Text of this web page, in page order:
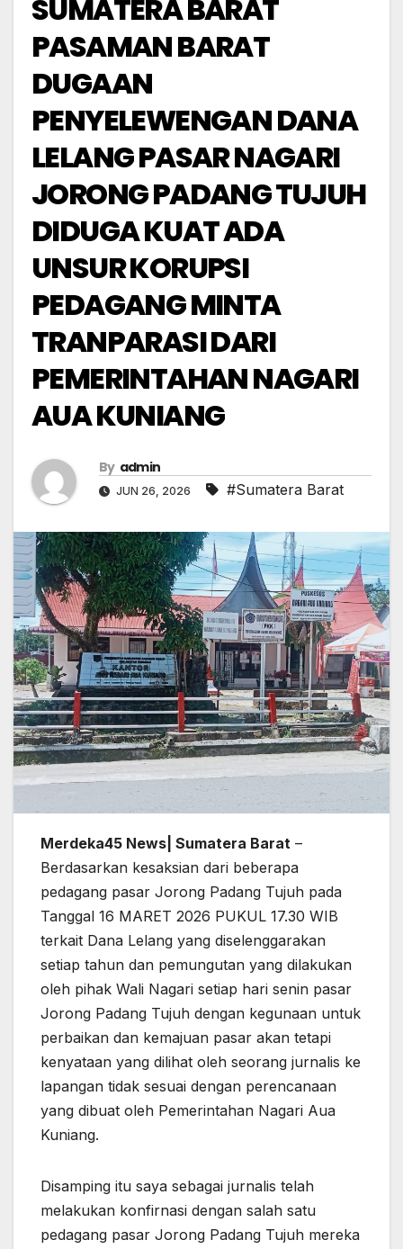
SUMATERA BARAT
PASAMAN BARAT
DUGAAN
PENYELEWENGAN DANA
LELANG PASAR NAGARI
JORONG PADANG TUJUH
DIDUGA KUAT ADA
UNSUR KORUPSI
PEDAGANG MINTA
TRANPARASI DARI
PEMERINTAHAN NAGARI
AUA KUNIANG
By admin
JUN 26, 2026 #Sumatera Barat
Merdeka45 News| Sumatera Barat –
Berdasarkan kesaksian dari beberapa
pedagang pasar Jorong Padang Tujuh pada
Tanggal 16 MARET 2026 PUKUL 17.30 WIB
terkait Dana Lelang yang diselenggarakan
setiap tahun dan pemungutan yang dilakukan
oleh pihak Wali Nagari setiap hari senin pasar
Jorong Padang Tujuh dengan kegunaan untuk
perbaikan dan kemajuan pasar akan tetapi
kenyataan yang dilihat oleh seorang jurnalis ke
lapangan tidak sesuai dengan perencanaan
yang dibuat oleh Pemerintahan Nagari Aua
Kuniang.
Disamping itu saya sebagai jurnalis telah
melakukan konfirnasi dengan salah satu
pedagang pasar Jorong Padang Tujuh mereka